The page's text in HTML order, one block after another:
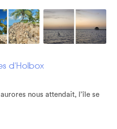
d'Holbox
nous attendait, l’île se